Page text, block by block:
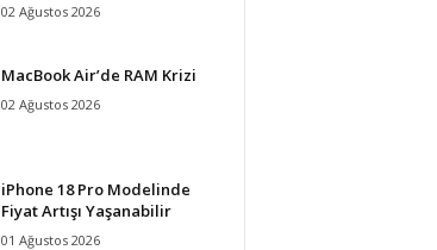
02 Ağustos 2026
MacBook Air’de RAM Krizi
02 Ağustos 2026
iPhone 18 Pro Modelinde
Fiyat Artışı Yaşanabilir
01 Ağustos 2026